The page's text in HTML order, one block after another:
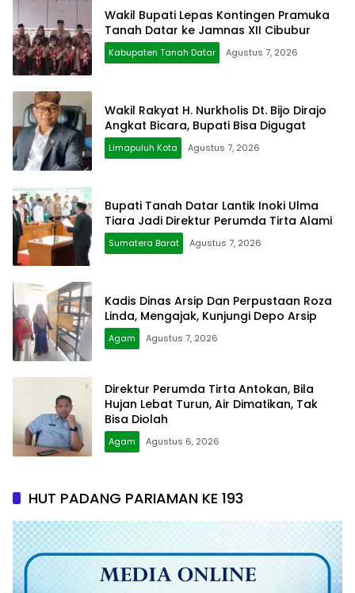
Wakil Bupati Lepas Kontingen Pramuka
Tanah Datar ke Jamnas XII Cibubur
Kabupaten Tanah Datar Agustus 7, 2026
Wakil Rakyat H. Nurkholis Dt. Bijo Dirajo
Angkat Bicara, Bupati Bisa Digugat
Limapuluh Kota Agustus 7, 2026
Bupati Tanah Datar Lantik Inoki Ulma
Tiara Jadi Direktur Perumda Tirta Alami
Sumatera Barat Agustus 7, 2026
Kadis Dinas Arsip Dan Perpustaan Roza
Linda, Mengajak, Kunjungi Depo Arsip
Agam Agustus 7, 2026
Direktur Perumda Tirta Antokan, Bila
Hujan Lebat Turun, Air Dimatikan, Tak
Bisa Diolah
Agam Agustus 6, 2026
HUT PADANG PARIAMAN KE 193